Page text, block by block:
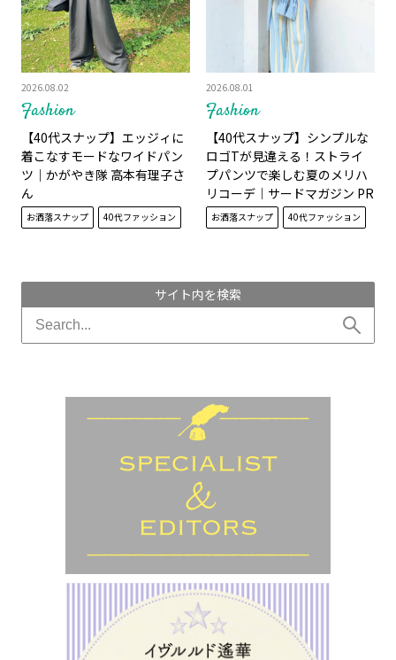
Fashion
2026.08.02
【40代スナップ】エッジィに
着こなすモードなワイドパン
ツ｜かがやき隊 高本有理子さ
ん
お洒落スナップ 40代ファッション
Fashion
2026.08.01
【40代スナップ】シンプルな
ロゴTが見違える！ストライ
プパンツで楽しむ夏のメリハ
リコーデ｜サードマガジン PR
藤田飛鳥さん
お洒落スナップ 40代ファッション
サイト内を検索